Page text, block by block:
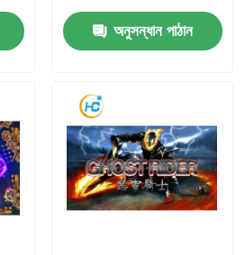
কাস্টমাইজযোগ্য
অনুসন্ধান পাঠান